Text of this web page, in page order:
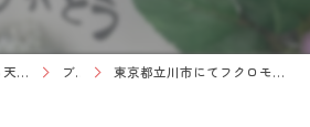
東京でペット火葬なら天国への扉 ペットメモリアル東京西 ブログ 東京都立川市にてフクロモモンガちゃんのご火葬に伺いました。